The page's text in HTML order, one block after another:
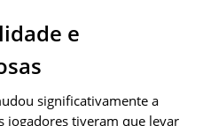
e
significativamente a
jogadores tiveram que levar